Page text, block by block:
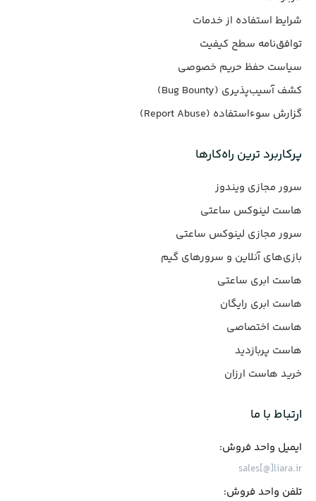
شرایط استفاده از خدمات
توافق‌نامه سطح کیفیت
سیاست حفظ حریم خصوصی
کشف آسیب‌پذیری (Bug Bounty)
گزارش سوءاستفاده (Report Abuse)
پرکاربرد ترین راه‌کارها
سرور مجازی ویندوز
هاست لینوکس ساعتی
سرور مجازی لینوکس ساعتی
بازی‌های آنلاین و سرورهای گیم
هاست ابری ساعتی
هاست ابری رایگان
هاست اختصاصی
هاست پربازدید
خرید هاست ارزان
ارتباط با ما
ایمیل واحد فروش:
sales[@]liara.ir
تلفن واحد فروش: